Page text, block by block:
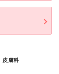
皮膚科